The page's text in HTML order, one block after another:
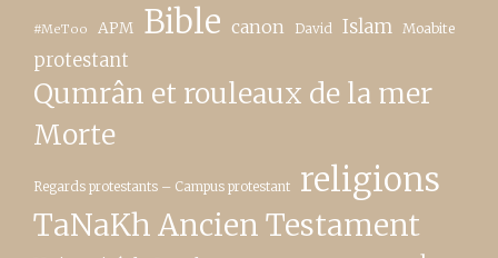
#MeToo APM Bible canon David Islam Moabite
protestant
Qumrân et rouleaux de la mer
Morte
Regards protestants – Campus protestant religions
TaNaKh Ancien Testament